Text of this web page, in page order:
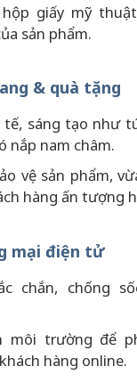
hộp giấy mỹ
sản phẩm.
& quà tặng
tế, sáng tạo như
nắp nam châm.
vệ sản phẩm,
hàng ấn tượng
mại điện tử
chắn, chống
môi trường để
hàng online.